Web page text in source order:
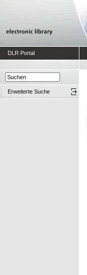
DLR Portal
Erweiterte Suche